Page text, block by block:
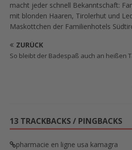
macht jeder schnell Bekanntschaft:
mit blonden Haaren, Tirolerhut und
Maskottchen der Familienhotels
ZURÜCK
So bleibt der Badespaß auch an heißen
13 TRACKBACKS / PINGBACKS
pharmacie en ligne usa kamagra